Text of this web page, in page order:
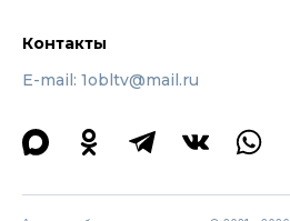
Контакты
E-mail: 1obltv@mail.ru